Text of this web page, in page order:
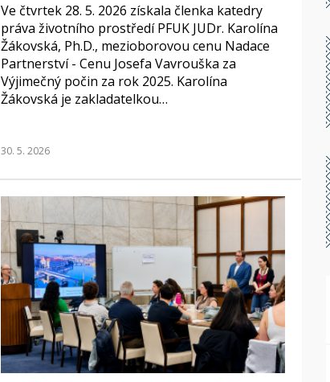
Ve čtvrtek 28. 5. 2026 získala členka katedry
práva životního prostředí PFUK JUDr. Karolína
Žákovská, Ph.D., mezioborovou cenu Nadace
Partnerství - Cenu Josefa Vavrouška za
Výjimečný počin za rok 2025. Karolína
Žákovská je zakladatelkou…
30. 5. 2026